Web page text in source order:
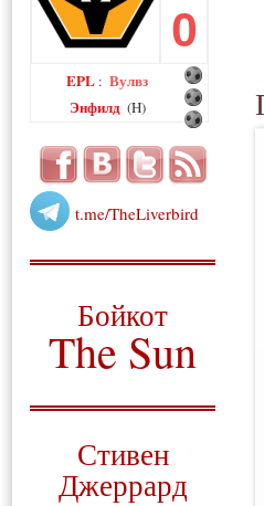
0
EPL : Вулвз
Энфилд (H)
t.me/TheLiverbird
Бойкот
The Sun
Стивен
Джеррард